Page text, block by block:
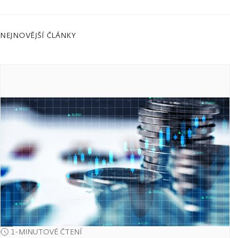
NEJNOVĚJŠÍ ČLÁNKY
1-MINUTOVÉ ČTENÍ